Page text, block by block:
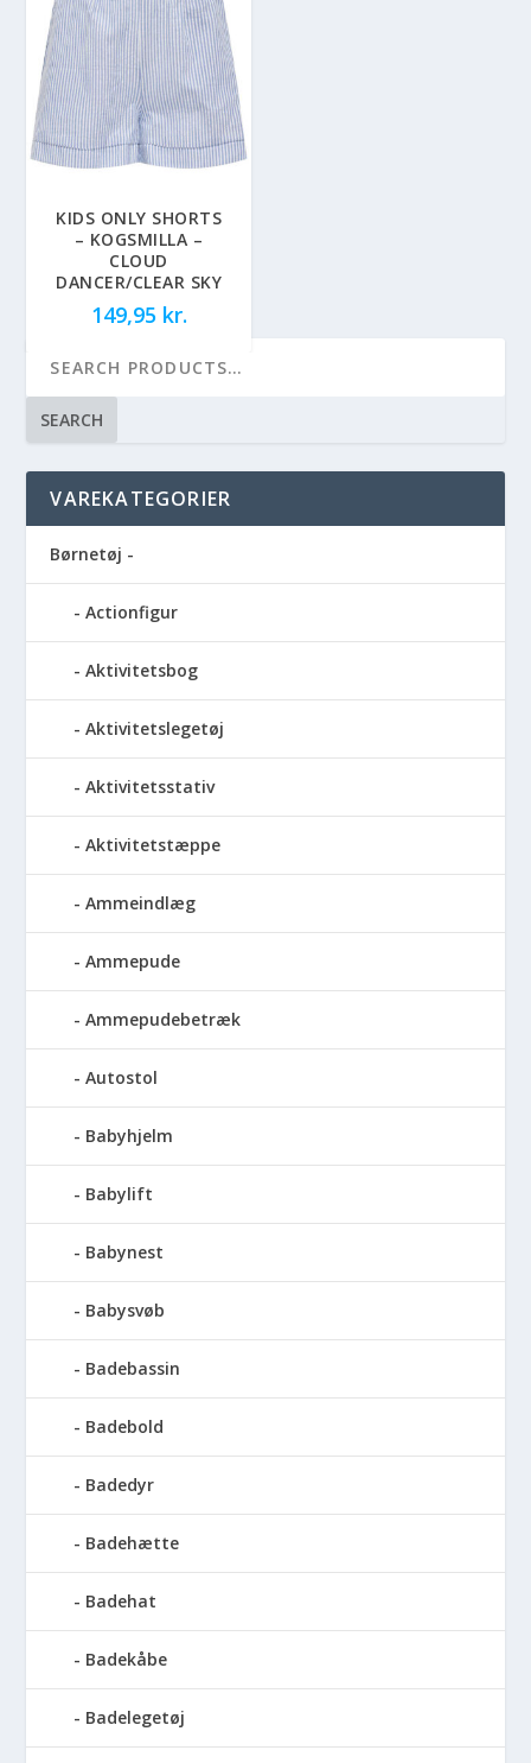
KIDS ONLY SHORTS
– KOGSMILLA –
CLOUD
DANCER/CLEAR SKY
149,95 kr.
SEARCH
VAREKATEGORIER
Børnetøj -
Actionfigur
Aktivitetsbog
Aktivitetslegetøj
Aktivitetsstativ
Aktivitetstæppe
Ammeindlæg
Ammepude
Ammepudebetræk
Autostol
Babyhjelm
Babylift
Babynest
Babysvøb
Badebassin
Badebold
Badedyr
Badehætte
Badehat
Badekåbe
Badelegetøj